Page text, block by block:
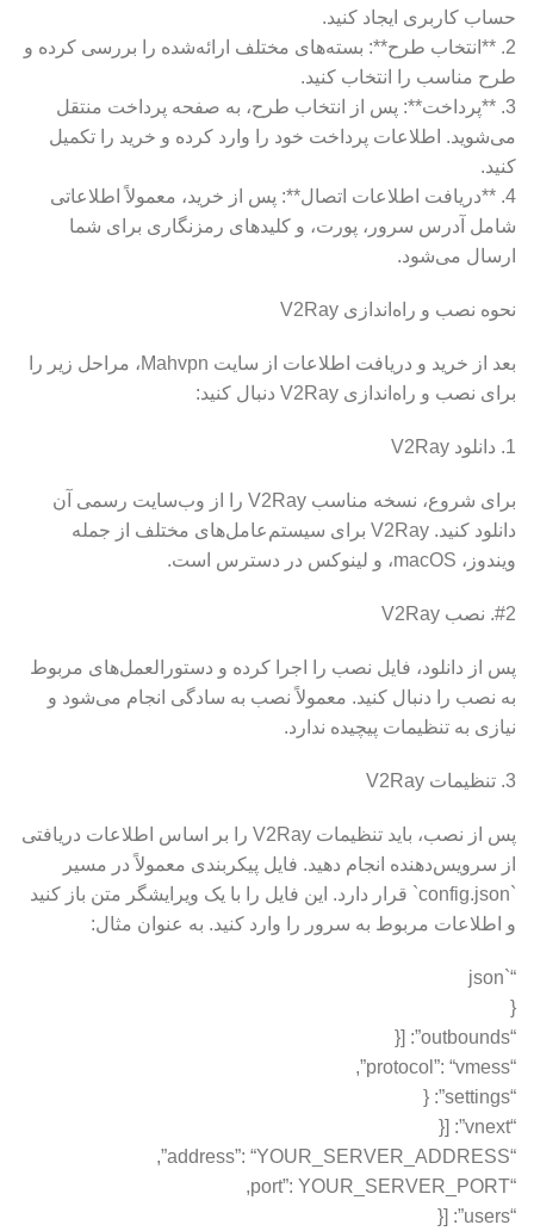
حساب کاربری ایجاد کنید.
2. **انتخاب طرح**: بسته‌های مختلف ارائه‌شده را بررسی کرده و
طرح مناسب را انتخاب کنید.
3. **پرداخت**: پس از انتخاب طرح، به صفحه پرداخت منتقل
می‌شوید. اطلاعات پرداخت خود را وارد کرده و خرید را تکمیل
کنید.
4. **دریافت اطلاعات اتصال**: پس از خرید، معمولاً اطلاعاتی
شامل آدرس سرور، پورت، و کلیدهای رمزنگاری برای شما
ارسال می‌شود.
نحوه نصب و راه‌اندازی V2Ray
بعد از خرید و دریافت اطلاعات از سايت Mahvpn، مراحل زیر را
برای نصب و راه‌اندازی V2Ray دنبال کنید:
1. دانلود V2Ray
برای شروع، نسخه مناسب V2Ray را از وب‌سایت رسمی آن
دانلود کنید. V2Ray برای سیستم‌عامل‌های مختلف از جمله
ویندوز، macOS، و لینوکس در دسترس است.
#2. نصب V2Ray
پس از دانلود، فایل نصب را اجرا کرده و دستورالعمل‌های مربوط
به نصب را دنبال کنید. معمولاً نصب به سادگی انجام می‌شود و
نیازی به تنظیمات پیچیده ندارد.
3. تنظیمات V2Ray
پس از نصب، باید تنظیمات V2Ray را بر اساس اطلاعات دریافتی
از سرویس‌دهنده انجام دهید. فایل پیکربندی معمولاً در مسیر
`config.json` قرار دارد. این فایل را با یک ویرایشگر متن باز کنید
و اطلاعات مربوط به سرور را وارد کنید. به عنوان مثال:
“`json
{
“outbounds”: [{
“protocol”: “vmess”,
“settings”: {
“vnext”: [{
“address”: “YOUR_SERVER_ADDRESS”,
“port”: YOUR_SERVER_PORT,
“users”: [{